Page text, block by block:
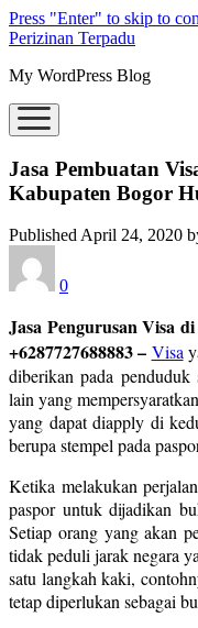
Press "Enter" to skip to
Perizinan Terpadu
My WordPress Blog
open
menu
Jasa Pembuatan
Kabupaten Bogor
Published April 24, 2020
0
Jasa Pengurusan Visa
+6287727688883 – Visa
diberikan pada penduduk
lain yang
yang dapat diapply di
berupa stempel pada
Ketika melakukan
paspor untuk dijadikan
Setiap orang yang akan
tidak peduli jarak negara
satu langkah kaki,
tetap diperlukan sebagai